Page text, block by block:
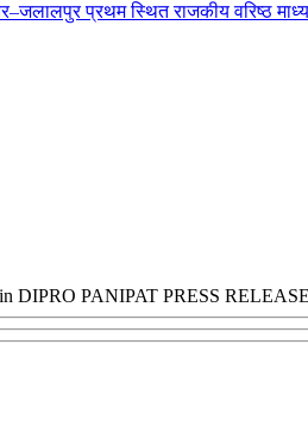
प्रथम स्थित राजकीय वरिष्ठ
DIPRO PANIPAT PRESS RELEASE